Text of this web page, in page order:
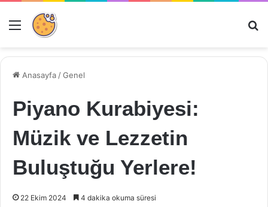
Menü
Anasayfa /Genel
Piyano Kurabiyesi:
Müzik ve Lezzetin
Buluştuğu Yerlere!
22 Ekim 2024 4 dakika okuma süresi